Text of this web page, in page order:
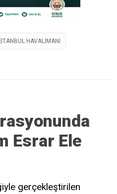
HAVALIMANI
Esrar Ele
gerçekleştirilen